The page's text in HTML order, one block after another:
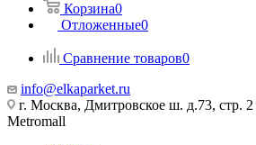
Корзина0
Отложенные0
Сравнение товаров0
info@elkaparket.ru
г. Москва, Дмитровское ш. д.73, стр.
Metromall